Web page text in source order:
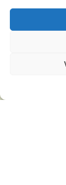
Pour toute
Informatique et
personnelles,
protection des